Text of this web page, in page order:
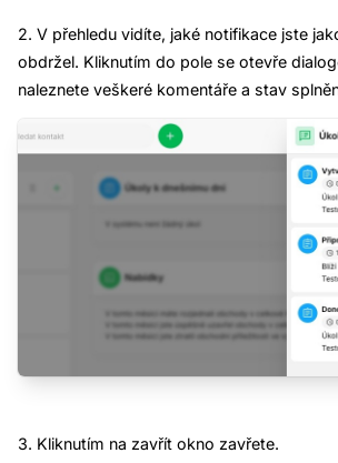
2. V přehledu vidíte, jaké notifikace jste
obdržel. Kliknutím do pole se otevře
naleznete veškeré komentáře a stav
3. Kliknutím na zavřít okno zavřete.
Demo CRM
Plná verze CRM Ramisys s demo
nahlédnutí a prozkoumání
nutnosti registrace.
Demo data jsou pravidelně
Zdarma